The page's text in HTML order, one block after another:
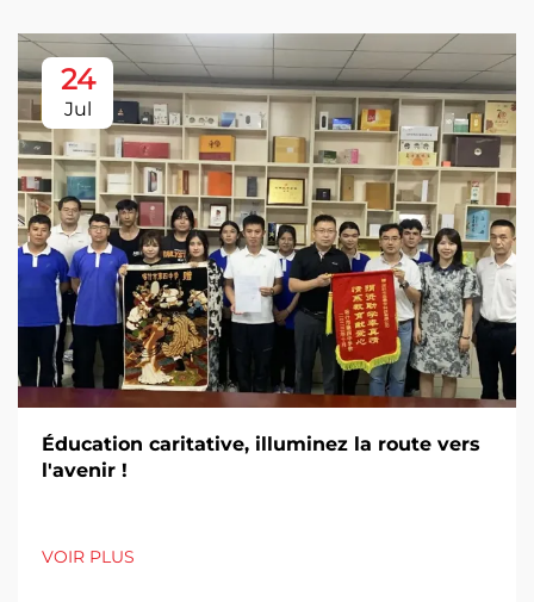
24
Jul
Éducation caritative, illuminez la route vers
l'avenir !
VOIR PLUS